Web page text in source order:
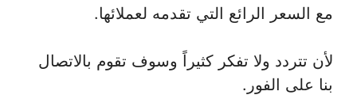
مع السعر الرائع التي تقدمه لعملائها.
لأن تتردد ولا تفكر كثيراً وسوف تقوم بالاتصال
بنا على الفور.